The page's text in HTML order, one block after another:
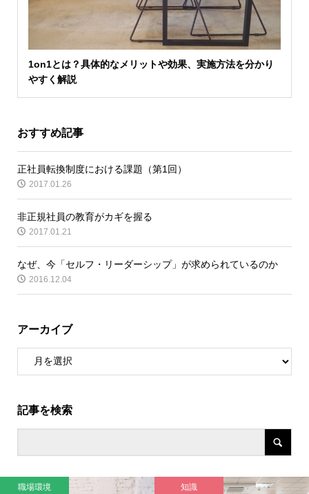
1on1とは？具体的なメリットや効果、実施方法を分かり
やすく解説
おすすめ記事
正社員転換制度における課題（第1回）
2017.01.26
非正規社員の教育がカギを握る
2017.01.21
なぜ、今「セルフ・リーダーシップ」が求められているのか
2016.12.04
アーカイブ
記事を検索
職場環境 知識